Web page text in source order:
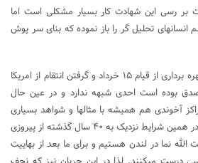
بر رسی این شهادت کار بسیار مشکلی است اما
انسانهای تحلیل گر را باز نموده که بنای سر پوش
در اینکه انگلستان در تکاپوی بهره برداری از قیام ۱۵ خرداد و گرفتن انتقام از امریکا
و ماجرای مصدق بوده است احدی شبهه ندارد و در عین حال
آخوندی هم همیشه با مثالها و شواهد بسیاری
مشهود و ملموس همراه بوده در همین شرایط نزدیک به ۴۰ سال گذشته از پیروزی
الله نما در لندن هستیم و برای ما بعد از بهاییت